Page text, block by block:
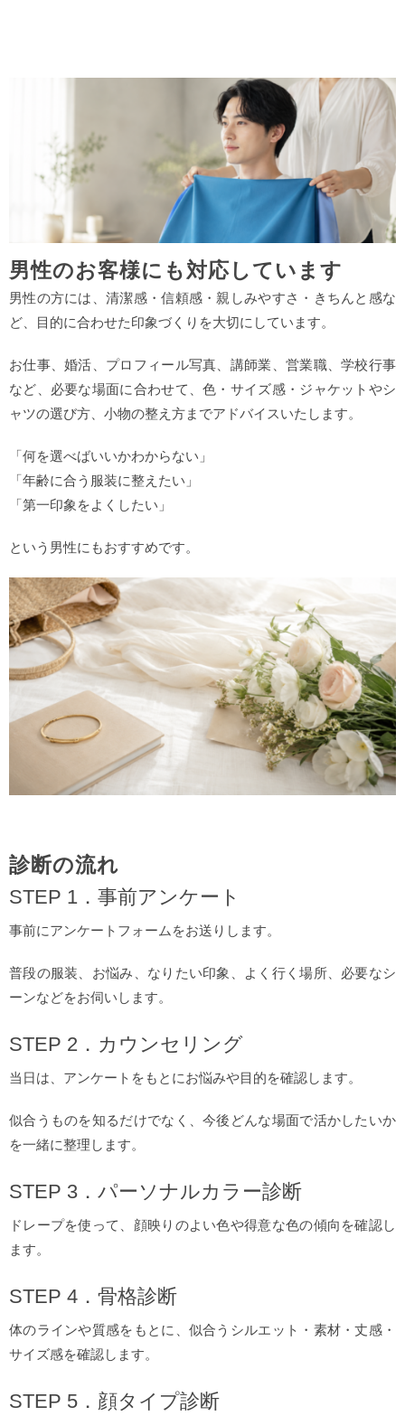
男性のお客様にも対応しています
男性の方には、清潔感・信頼感・親しみやすさ・きちんと感な
ど、目的に合わせた印象づくりを大切にしています。
お仕事、婚活、プロフィール写真、講師業、営業職、学校行事
など、必要な場面に合わせて、色・サイズ感・ジャケットやシ
ャツの選び方、小物の整え方までアドバイスいたします。
「何を選べばいいかわからない」
「年齢に合う服装に整えたい」
「第一印象をよくしたい」
という男性にもおすすめです。
診断の流れ
STEP 1．事前アンケート
事前にアンケートフォームをお送りします。
普段の服装、お悩み、なりたい印象、よく行く場所、必要なシ
ーンなどをお伺いします。
STEP 2．カウンセリング
当日は、アンケートをもとにお悩みや目的を確認します。
似合うものを知るだけでなく、今後どんな場面で活かしたいか
を一緒に整理します。
STEP 3．パーソナルカラー診断
ドレープを使って、顔映りのよい色や得意な色の傾向を確認し
ます。
STEP 4．骨格診断
体のラインや質感をもとに、似合うシルエット・素材・丈感・
サイズ感を確認します。
STEP 5．顔タイプ診断